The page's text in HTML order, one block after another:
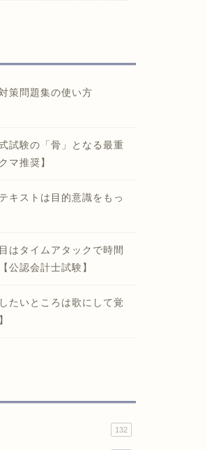
策問題集の使い方
試験の「骨」となる最重
マ推奨】
キストは目的意識をもっ
はタイムアタックで時間
公認会計士試験】
たいところは歌にして覚
132